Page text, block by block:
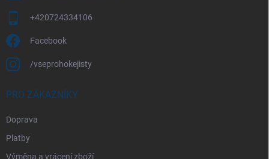
+420724334106
Facebook
/vseprohokejisty
PRO ZÁKAZNÍKY
Doprava
Platby
Výměna a vrácení zboží